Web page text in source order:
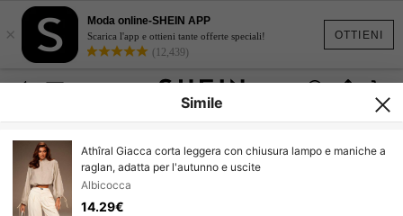
OTTIENI
×
Moda online-SHEIN APP
Scarica l'app e ottieni tante offerte speciali!
(12,439)
Simile
Athîral Giacca corta leggera con chiusura lampo e maniche a
raglan, adatta per l'autunno e uscite
Albicocca
14.29€